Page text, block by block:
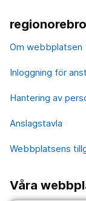
Om webbplatsen
Inloggning för
Hantering av
Anslagstavla
Webbplatsens
Våra